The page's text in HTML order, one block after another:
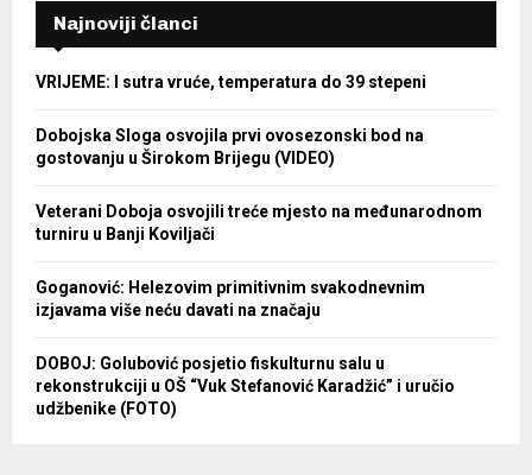
Najnoviji članci
VRIJEME: I sutra vruće, temperatura do 39 stepeni
Dobojska Sloga osvojila prvi ovosezonski bod na
gostovanju u Širokom Brijegu (VIDEO)
Veterani Doboja osvojili treće mjesto na međunarodnom
turniru u Banji Koviljači
Goganović: Helezovim primitivnim svakodnevnim
izjavama više neću davati na značaju
DOBOJ: Golubović posjetio fiskulturnu salu u
rekonstrukciji u OŠ “Vuk Stefanović Karadžić” i uručio
udžbenike (FOTO)